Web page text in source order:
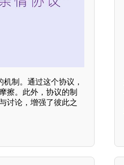
制。通过这个协议，
擦。此外，协议的制
讨论，增强了彼此之